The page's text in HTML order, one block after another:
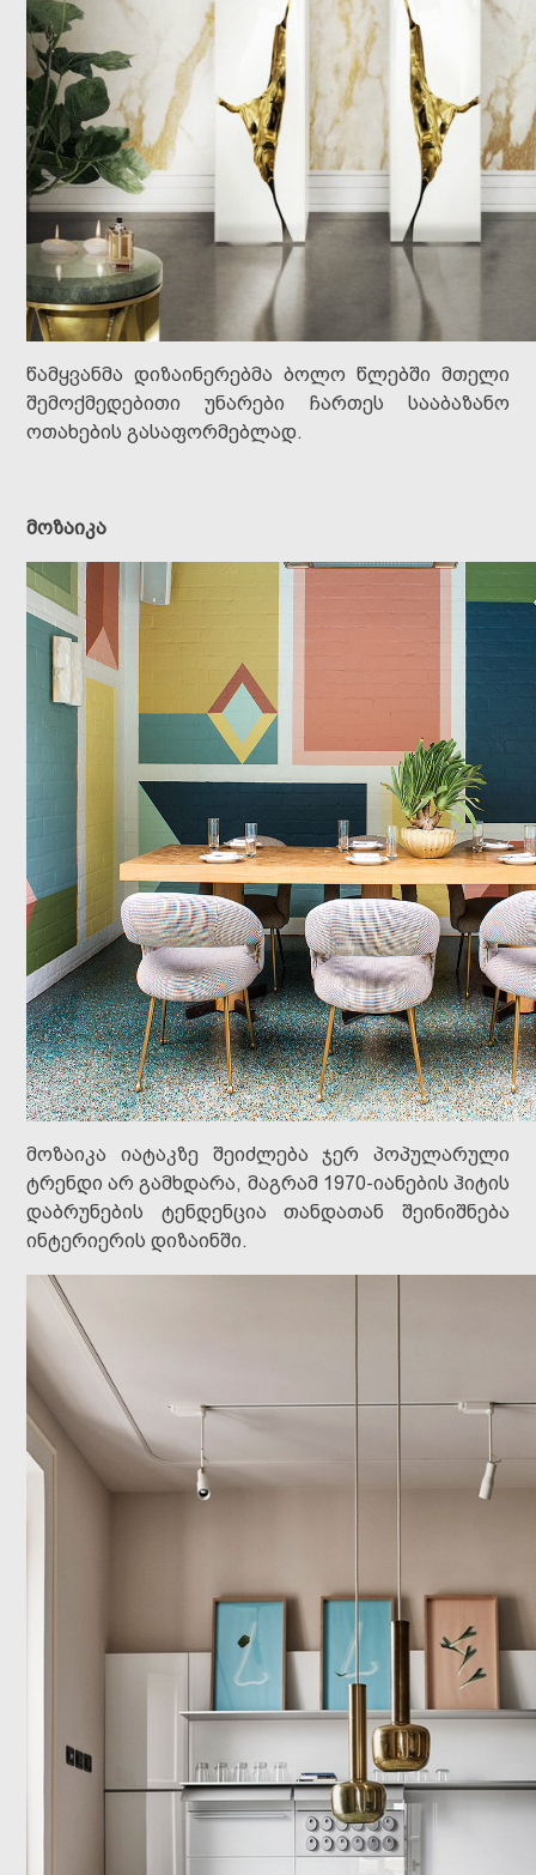
წამყვანმა დიზაინერებმა ბოლო წლებში მთელი
შემოქმედებითი უნარები ჩართეს სააბაზანო
ოთახების გასაფორმებლად.
მოზაიკა
მოზაიკა იატაკზე შეიძლება ჯერ პოპულარული
ტრენდი არ გამხდარა, მაგრამ 1970-იანების ჰიტის
დაბრუნების ტენდენცია თანდათან შეინიშნება
ინტერიერის დიზაინში.